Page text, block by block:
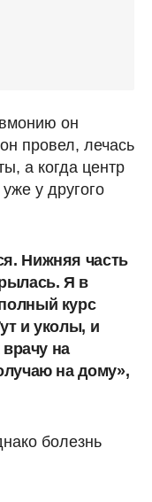
он
провел, лечась
а когда центр
у другого
Нижняя часть
Я в
курс
и уколы, и
на
на дому»,
болезнь